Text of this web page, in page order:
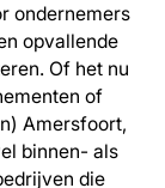
ondernemers
opvallende
Of het nu
of
Amersfoort,
binnen- als
die